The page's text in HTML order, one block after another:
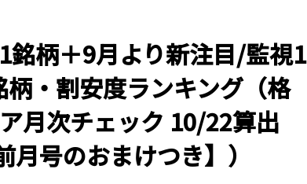
銘柄＋9月より新注目/監視1
・割安度ランキング（格
月次チェック 10/22算出
月号のおまけつき】）